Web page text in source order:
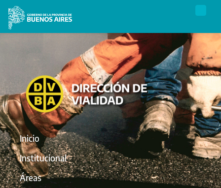
Inicio
Institucional
Áreas